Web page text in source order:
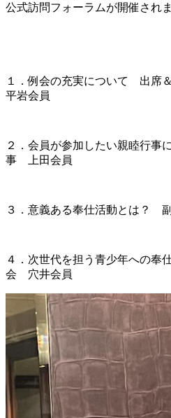
公式訪問フォーラムが開催されま
１．例会の充実について 出席
平岩会員
２．会員が参加したい親睦行
事 上田会員
３．意義ある奉仕活動とは？
４．次世代を担う青少年への
会 穴井会員